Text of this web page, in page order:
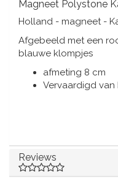
Peper en Zout stelletjes
Delfts blauwe
Delfts blauwe
Magneet Polystone
Holland - magneet -
Afgebeeld met een
blauwe klompjes
afmeting 8 cm
Vervaardigd van
Reviews